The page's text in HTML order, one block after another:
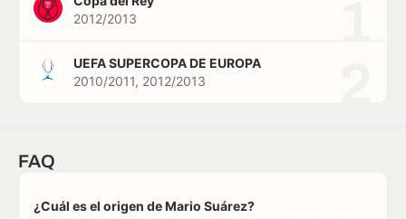
2012/2013
UEFA SUPERCOPA DE EUROPA
2010/2011, 2012/2013
FAQ
¿Cuál es el origen de Mario Suárez?